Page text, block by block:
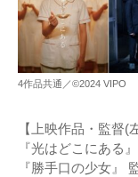
4作品共通／©️2024 VIPO
【上映作品・監督(
『光はどこにある
『勝手口の少女』